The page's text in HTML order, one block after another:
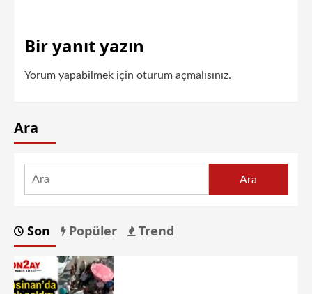
Bir yanıt yazın
Yorum yapabilmek için oturum açmalısınız.
Ara
Ara
Son Popüler Trend